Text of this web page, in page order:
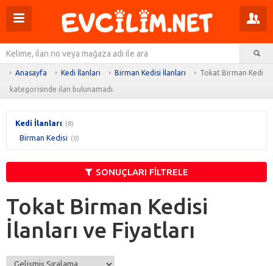
Menüyü
aç
Anasayfa Kedi İlanları Birman Kedisi İlanları Tokat Birman Kedisi
kategorisinde ilan bulunamadı.
Kedi İlanları (8)
Birman Kedisi (0)
SONUÇLARI FİLTRELE
Tokat Birman Kedisi
İlanları ve Fiyatları